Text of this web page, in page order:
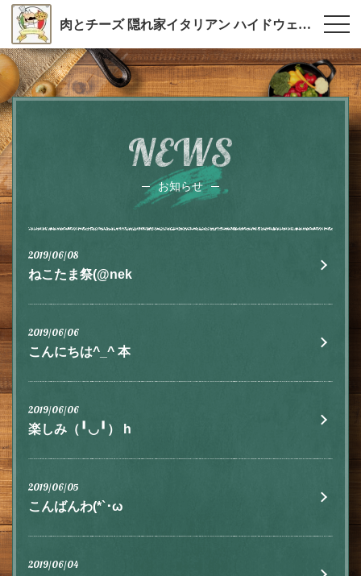
肉とチーズ 隠れ家イタリアン ハイドウェイダイニング555（ファイブ）川越
NEWS
お知らせ
2019/06/08
ねこたま祭(@nek
2019/06/06
こんにちは^_^ 本
2019/06/06
楽しみ（╹◡╹） h
2019/06/05
こんばんわ(*`･ω
2019/06/04